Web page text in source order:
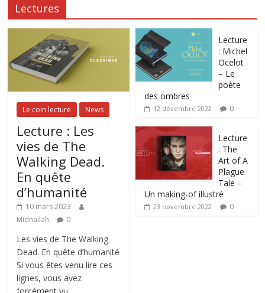
Lectures
Le coin lecture News
Lecture : Les
vies de The
Walking Dead.
En quête
d’humanité
10 mars 2023
Midnailah
0
Les vies de The Walking
Dead. En quête d’humanité
Si vous êtes venu lire ces
lignes, vous avez
Lecture
: Michel
Ocelot
– Le
poète
des ombres
12 décembre 2022 0
Lecture
: The
Art of A
Plague
Tale –
Un making-of illustré
23 novembre 2022 0